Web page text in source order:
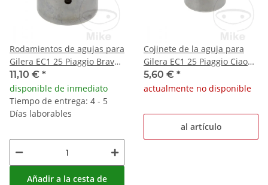
Rodamientos de agujas para
Gilera EC1 25 Piaggio Bravo
Ciao Grillo 25
11,10 € *
disponible de inmediato
Tiempo de entrega: 4 - 5
Días laborables
Añadir a la cesta de
Cojinete de la aguja para
Gilera EC1 25 Piaggio Ciao
25 P PX
5,60 € *
actualmente no disponible
al artículo